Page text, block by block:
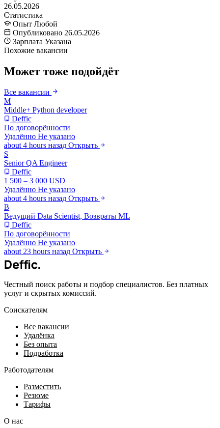
26.05.2026
Статистика
Опыт Любой
Опубликовано 26.05.2026
Зарплата Указана
Похожие вакансии
Может тоже подойдёт
Все вакансии
M
Middle+ Python developer
Deffic
По договорённости
Удалённо Не указано
about 4 hours назад Открыть
S
Senior QA Engineer
Deffic
1 500 – 3 000 USD
Удалённо Не указано
about 4 hours назад Открыть
В
Ведущий Data Scientist, Возвраты ML
Deffic
По договорённости
Удалённо Не указано
about 23 hours назад Открыть
Deffic.
Честный поиск работы и подбор специалистов. Без платных
услуг и скрытых комиссий.
Соискателям
Все вакансии
Удалёнка
Без опыта
Подработка
Работодателям
Разместить
Резюме
Тарифы
О нас